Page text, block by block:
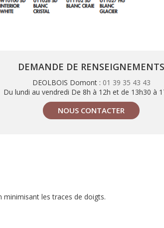
DEMANDE DE RENSEIGNEMENTS
DEOLBOIS Domont : 01 39 35 43 43
Du lundi au vendredi De 8h à 12h et de 13h30 à
NOUS CONTACTER
les traces de doigts.